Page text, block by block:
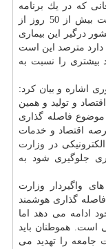
كه در یك برنامه
رادیویی سخن می گفت، اشاره كرد: با گذشت بیش از 50 روز از
درگیر این بیماری
دارد مترصد این است
بیشتری را نسبت به
اشاره و بیان كرد:
و تولید و همین
موضوع فاصله گذاری
اقتصاد و خدمات
در وزارت
جلوگیری شود به
واگیردار وزارت
گذاری هوشمند
ادامه می دهد اما
است. هموطنان باید
جامعه را تهدید می